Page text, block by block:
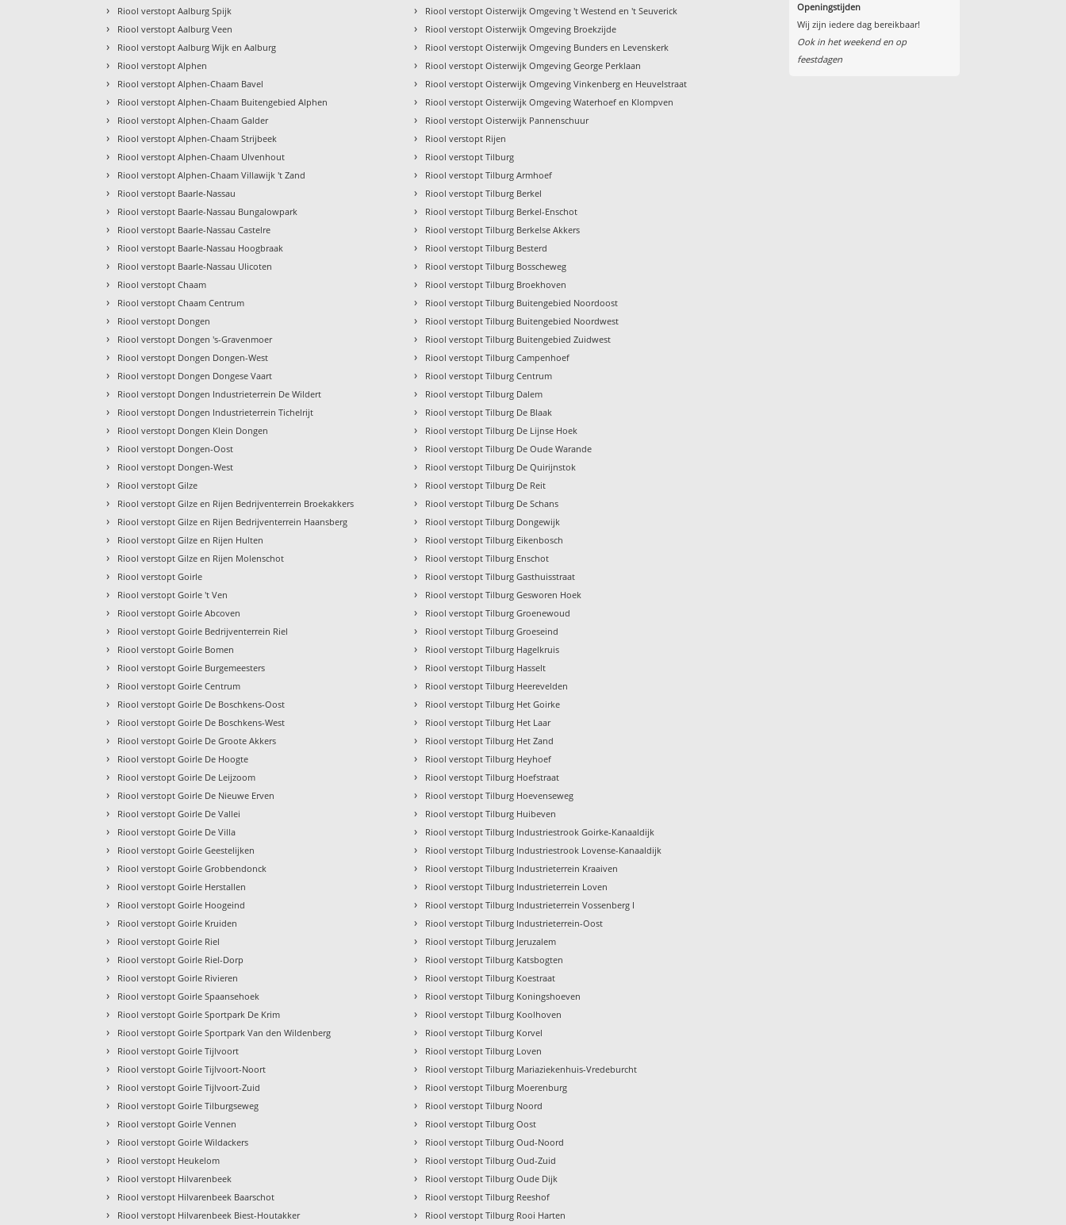
› Riool verstopt Aalburg Spijk
› Riool verstopt Aalburg Veen
› Riool verstopt Aalburg Wijk en Aalburg
› Riool verstopt Alphen
› Riool verstopt Alphen-Chaam Bavel
› Riool verstopt Alphen-Chaam Buitengebied Alphen
› Riool verstopt Alphen-Chaam Galder
› Riool verstopt Alphen-Chaam Strijbeek
› Riool verstopt Alphen-Chaam Ulvenhout
› Riool verstopt Alphen-Chaam Villawijk 't Zand
› Riool verstopt Baarle-Nassau
› Riool verstopt Baarle-Nassau Bungalowpark
› Riool verstopt Baarle-Nassau Castelre
› Riool verstopt Baarle-Nassau Hoogbraak
› Riool verstopt Baarle-Nassau Ulicoten
› Riool verstopt Chaam
› Riool verstopt Chaam Centrum
› Riool verstopt Dongen
› Riool verstopt Dongen 's-Gravenmoer
› Riool verstopt Dongen Dongen-West
› Riool verstopt Dongen Dongese Vaart
› Riool verstopt Dongen Industrieterrein De Wildert
› Riool verstopt Dongen Industrieterrein Tichelrijt
› Riool verstopt Dongen Klein Dongen
› Riool verstopt Dongen-Oost
› Riool verstopt Dongen-West
› Riool verstopt Gilze
› Riool verstopt Gilze en Rijen Bedrijventerrein Broekakkers
› Riool verstopt Gilze en Rijen Bedrijventerrein Haansberg
› Riool verstopt Gilze en Rijen Hulten
› Riool verstopt Gilze en Rijen Molenschot
› Riool verstopt Goirle
› Riool verstopt Goirle 't Ven
› Riool verstopt Goirle Abcoven
› Riool verstopt Goirle Bedrijventerrein Riel
› Riool verstopt Goirle Bomen
› Riool verstopt Goirle Burgemeesters
› Riool verstopt Goirle Centrum
› Riool verstopt Goirle De Boschkens-Oost
› Riool verstopt Goirle De Boschkens-West
› Riool verstopt Goirle De Groote Akkers
› Riool verstopt Goirle De Hoogte
› Riool verstopt Goirle De Leijzoom
› Riool verstopt Goirle De Nieuwe Erven
› Riool verstopt Goirle De Vallei
› Riool verstopt Goirle De Villa
› Riool verstopt Goirle Geestelijken
› Riool verstopt Goirle Grobbendonck
› Riool verstopt Goirle Herstallen
› Riool verstopt Goirle Hoogeind
› Riool verstopt Goirle Kruiden
› Riool verstopt Goirle Riel
› Riool verstopt Goirle Riel-Dorp
› Riool verstopt Goirle Rivieren
› Riool verstopt Goirle Spaansehoek
› Riool verstopt Goirle Sportpark De Krim
› Riool verstopt Goirle Sportpark Van den Wildenberg
› Riool verstopt Goirle Tijlvoort
› Riool verstopt Goirle Tijlvoort-Noort
› Riool verstopt Goirle Tijlvoort-Zuid
› Riool verstopt Goirle Tilburgseweg
› Riool verstopt Goirle Vennen
› Riool verstopt Goirle Wildackers
› Riool verstopt Heukelom
› Riool verstopt Hilvarenbeek
› Riool verstopt Hilvarenbeek Baarschot
› Riool verstopt Hilvarenbeek Biest-Houtakker
› Riool verstopt Oisterwijk Omgeving 't Westend en 't Seuverick
› Riool verstopt Oisterwijk Omgeving Broekzijde
› Riool verstopt Oisterwijk Omgeving Bunders en Levenskerk
› Riool verstopt Oisterwijk Omgeving George Perklaan
› Riool verstopt Oisterwijk Omgeving Vinkenberg en Heuvelstraat
› Riool verstopt Oisterwijk Omgeving Waterhoef en Klompven
› Riool verstopt Oisterwijk Pannenschuur
› Riool verstopt Rijen
› Riool verstopt Tilburg
› Riool verstopt Tilburg Armhoef
› Riool verstopt Tilburg Berkel
› Riool verstopt Tilburg Berkel-Enschot
› Riool verstopt Tilburg Berkelse Akkers
› Riool verstopt Tilburg Besterd
› Riool verstopt Tilburg Bosscheweg
› Riool verstopt Tilburg Broekhoven
› Riool verstopt Tilburg Buitengebied Noordoost
› Riool verstopt Tilburg Buitengebied Noordwest
› Riool verstopt Tilburg Buitengebied Zuidwest
› Riool verstopt Tilburg Campenhoef
› Riool verstopt Tilburg Centrum
› Riool verstopt Tilburg Dalem
› Riool verstopt Tilburg De Blaak
› Riool verstopt Tilburg De Lijnse Hoek
› Riool verstopt Tilburg De Oude Warande
› Riool verstopt Tilburg De Quirijnstok
› Riool verstopt Tilburg De Reit
› Riool verstopt Tilburg De Schans
› Riool verstopt Tilburg Dongewijk
› Riool verstopt Tilburg Eikenbosch
› Riool verstopt Tilburg Enschot
› Riool verstopt Tilburg Gasthuisstraat
› Riool verstopt Tilburg Gesworen Hoek
› Riool verstopt Tilburg Groenewoud
› Riool verstopt Tilburg Groeseind
› Riool verstopt Tilburg Hagelkruis
› Riool verstopt Tilburg Hasselt
› Riool verstopt Tilburg Heerevelden
› Riool verstopt Tilburg Het Goirke
› Riool verstopt Tilburg Het Laar
› Riool verstopt Tilburg Het Zand
› Riool verstopt Tilburg Heyhoef
› Riool verstopt Tilburg Hoefstraat
› Riool verstopt Tilburg Hoevenseweg
› Riool verstopt Tilburg Huibeven
› Riool verstopt Tilburg Industriestrook Goirke-Kanaaldijk
› Riool verstopt Tilburg Industriestrook Lovense-Kanaaldijk
› Riool verstopt Tilburg Industrieterrein Kraaiven
› Riool verstopt Tilburg Industrieterrein Loven
› Riool verstopt Tilburg Industrieterrein Vossenberg I
› Riool verstopt Tilburg Industrieterrein-Oost
› Riool verstopt Tilburg Jeruzalem
› Riool verstopt Tilburg Katsbogten
› Riool verstopt Tilburg Koestraat
› Riool verstopt Tilburg Koningshoeven
› Riool verstopt Tilburg Koolhoven
› Riool verstopt Tilburg Korvel
› Riool verstopt Tilburg Loven
› Riool verstopt Tilburg Mariaziekenhuis-Vredeburcht
› Riool verstopt Tilburg Moerenburg
› Riool verstopt Tilburg Noord
› Riool verstopt Tilburg Oost
› Riool verstopt Tilburg Oud-Noord
› Riool verstopt Tilburg Oud-Zuid
› Riool verstopt Tilburg Oude Dijk
› Riool verstopt Tilburg Reeshof
› Riool verstopt Tilburg Rooi Harten
Openingstijden
Wij zijn iedere dag bereikbaar!
Ook in het weekend en op
feestdagen